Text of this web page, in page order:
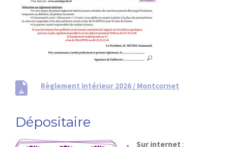
Règlement intérieur 2026 / Montcornet
Dépositaire
Sur internet :